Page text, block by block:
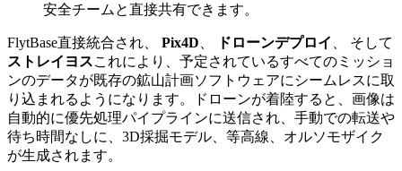
安全チームと直接共有できます。
FlytBase直接統合され、 Pix4D ドローンデプロイ
、 そして
ストレイヨスこれにより、予定されているすべてのミッショ
ンのデータが既存の鉱山計画ソフトウェアにシームレスに取
り込まれるようになります。ドローンが着陸すると、画像は
自動的に優先処理パイプラインに送信され、手動での転送や
待ち時間なしに、3D採掘モデル、等高線、オルソモザイク
が生成されます。